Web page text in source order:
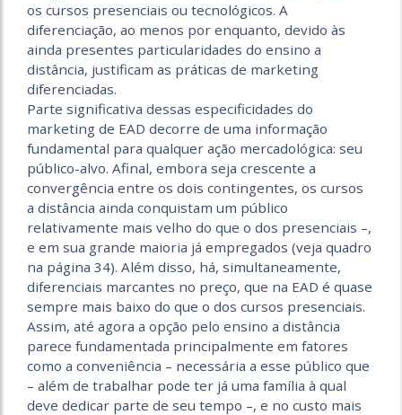
os cursos presenciais ou tecnológicos. A
diferenciação, ao menos por enquanto, devido às
ainda presentes particularidades do ensino a
distância, justificam as práticas de marketing
diferenciadas.
Parte significativa dessas especificidades do
marketing de EAD decorre de uma informação
fundamental para qualquer ação mercadológica: seu
público-alvo. Afinal, embora seja crescente a
convergência entre os dois contingentes, os cursos
a distância ainda conquistam um público
relativamente mais velho do que o dos presenciais –,
e em sua grande maioria já empregados (veja quadro
na página 34). Além disso, há, simultaneamente,
diferenciais marcantes no preço, que na EAD é quase
sempre mais baixo do que o dos cursos presenciais.
Assim, até agora a opção pelo ensino a distância
parece fundamentada principalmente em fatores
como a conveniência – necessária a esse público que
– além de trabalhar pode ter já uma família à qual
deve dedicar parte de seu tempo –, e no custo mais